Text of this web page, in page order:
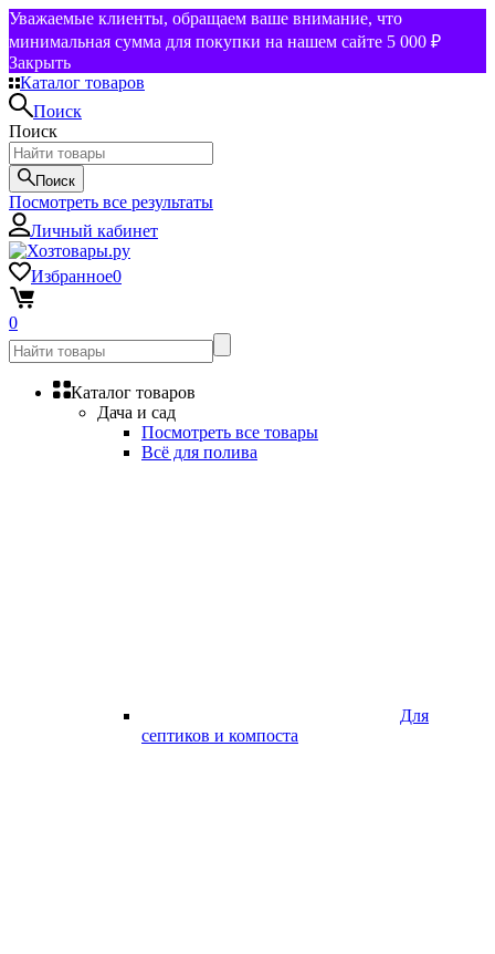
Уважаемые клиенты, обращаем ваше внимание, что
минимальная сумма для покупки на нашем сайте 5 000 ₽
Закрыть
Каталог товаров
Поиск
Поиск
Поиск
Посмотреть все результаты
Личный кабинет
Избранное0
0
Каталог товаров
Дача и сад
Посмотреть все товары
Всё для полива
Для
септиков и компоста